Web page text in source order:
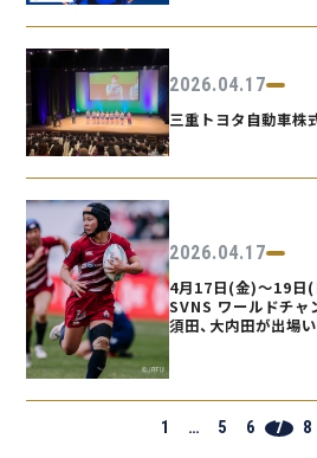
2026.04.17
三重トヨタ自動車株
2026.04.17
4月17日(金)～19日
SVNS ワールドチャ
須田、大内田が出場
1 … 5 6 7 8